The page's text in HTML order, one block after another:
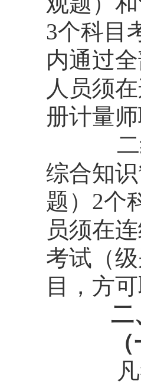
3个科目
内通过
人员须
册计量
综合知
题）2个
员须在
考试（
目，方
二、
（一